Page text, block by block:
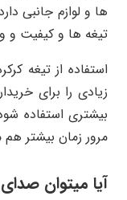
ها و لوازم جانبی
تیغه ها و کیفیت و
استفاده از تیغه
زیادی را برای
بیشتری استفاده
مرور زمان بیشتر
آیا میتوان